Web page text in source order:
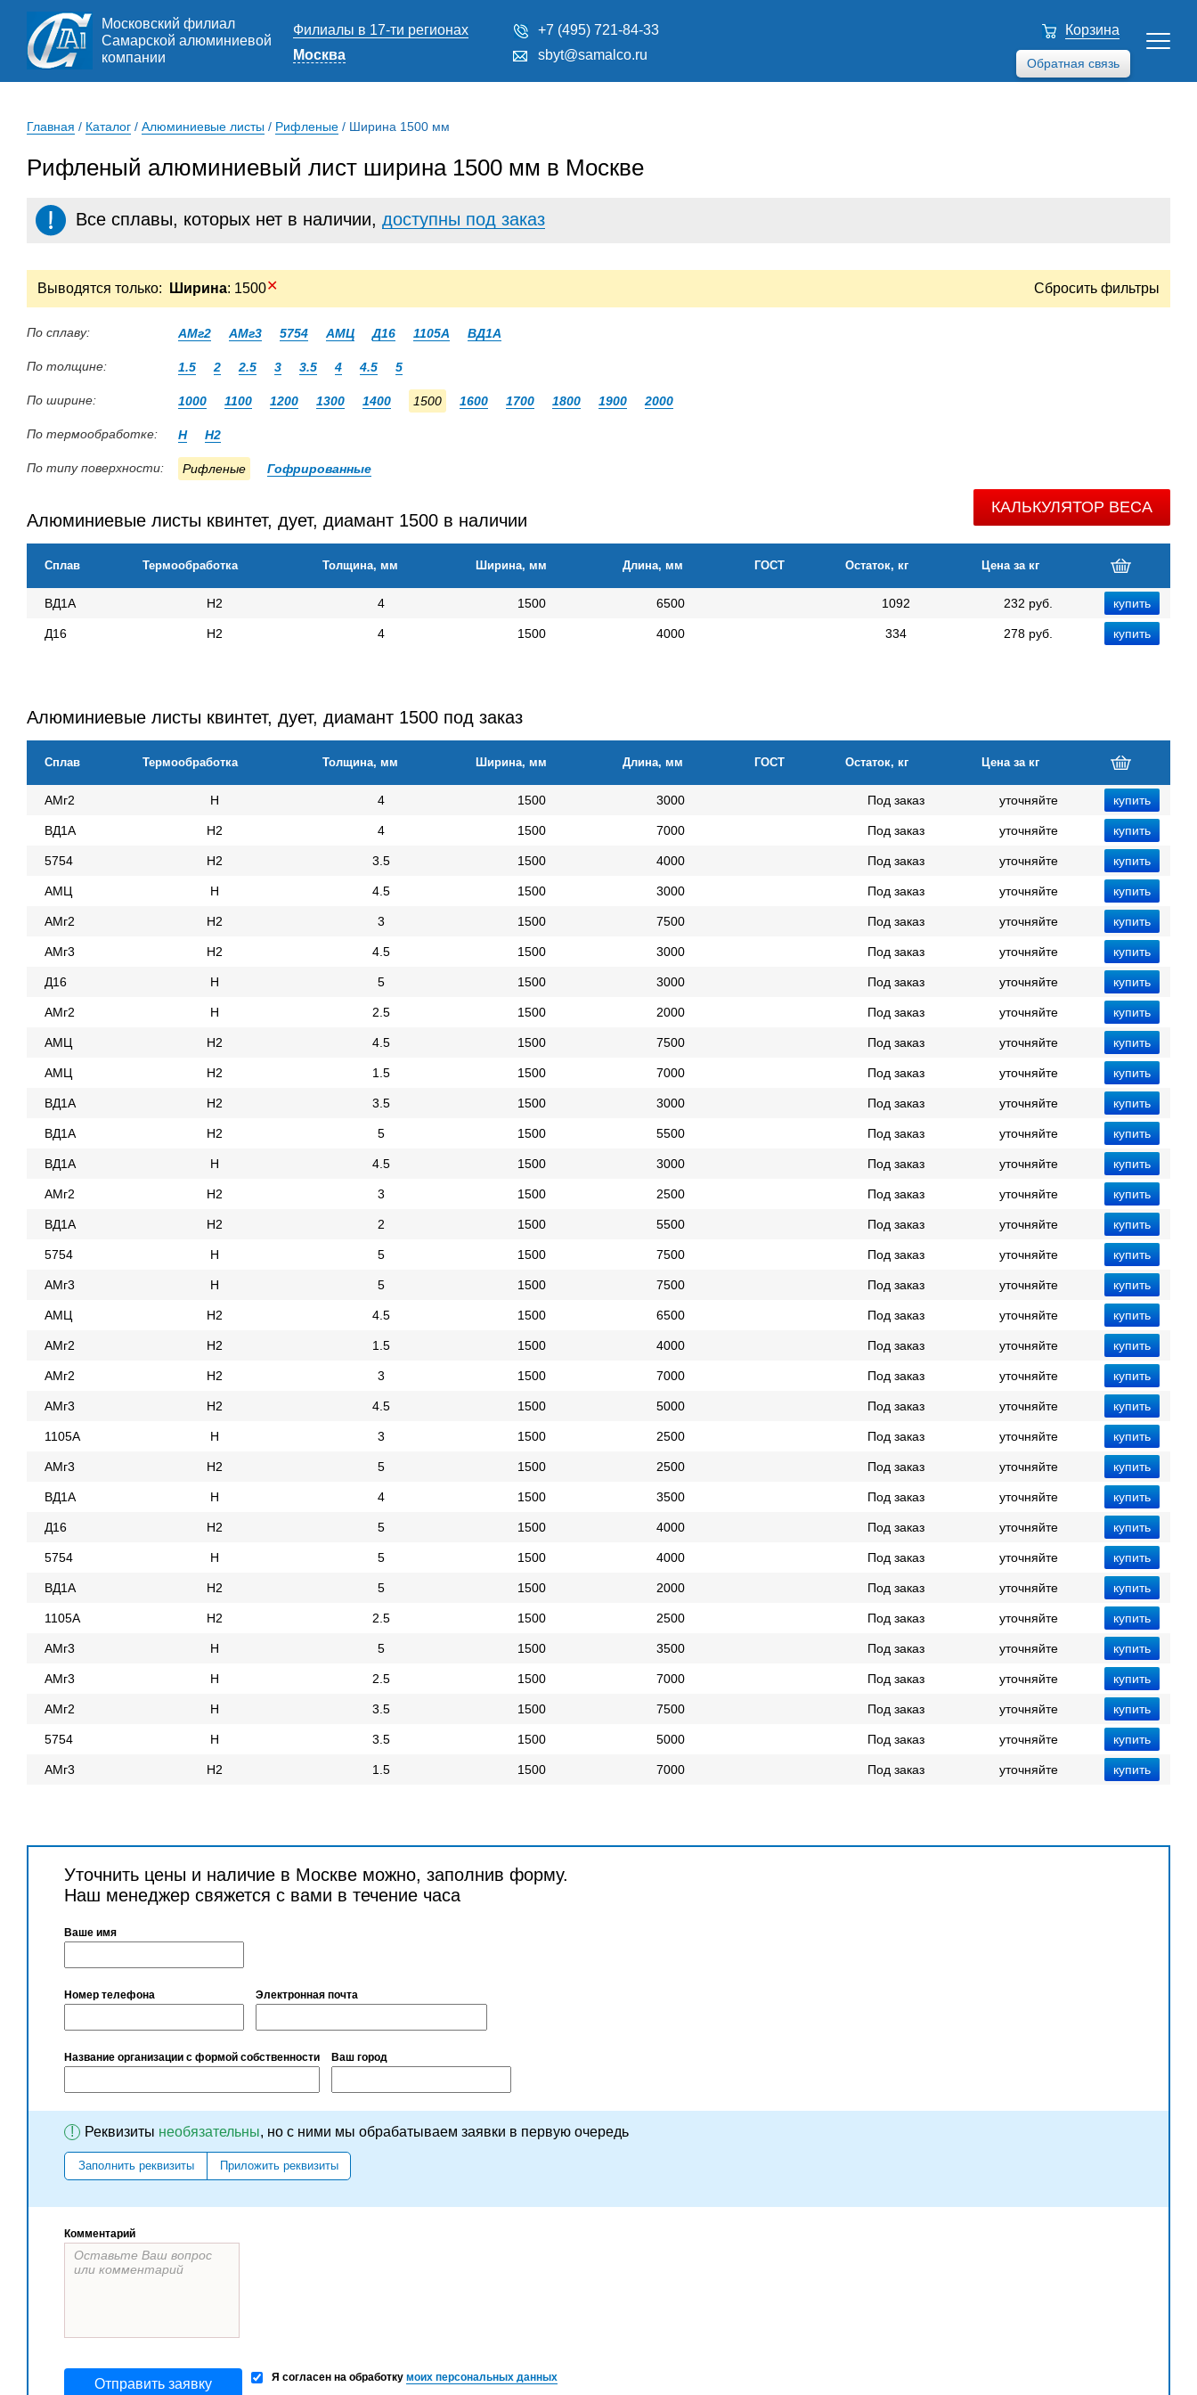
Московский филиал
Самарской алюминиевой
компании
Филиалы в 17-ти регионах
Москва
+7 (495) 721-84-33
sbyt@samalco.ru
Обратная связь
Корзина
Главная / Каталог / Алюминиевые листы / Рифленые / Ширина 1500 мм
Рифленый алюминиевый лист ширина 1500 мм в Москве
Все сплавы, которых нет в наличии, доступны под заказ
Выводятся только: Ширина: 1500✕ Сбросить фильтры
По сплаву: АМг2 АМг3 5754 АМЦ Д16 1105А ВД1А
По толщине: 1.5 2 2.5 3 3.5 4 4.5 5
По ширине: 1000 1100 1200 1300 1400 1500 1600 1700 1800 1900 2000
По термообработке: Н Н2
По типу поверхности: Рифленые Гофрированные
Алюминиевые листы квинтет, дует, диамант 1500 в наличии
КАЛЬКУЛЯТОР ВЕСА
Сплав Термообработка Толщина, мм Ширина, мм Длина, мм ГОСТ Остаток, кг Цена за кг
ВД1А Н2 4 1500 6500 1092 232 руб.
Д16 Н2 4 1500 4000 334 278 руб.
Алюминиевые листы квинтет, дует, диамант 1500 под заказ
Сплав Термообработка Толщина, мм Ширина, мм Длина, мм ГОСТ Остаток, кг Цена за кг
АМг2 Н 4 1500 3000 Под заказ уточняйте
ВД1А Н2 4 1500 7000 Под заказ уточняйте
5754 Н2 3.5 1500 4000 Под заказ уточняйте
АМЦ Н 4.5 1500 3000 Под заказ уточняйте
АМг2 Н2 3 1500 7500 Под заказ уточняйте
АМг3 Н2 4.5 1500 3000 Под заказ уточняйте
Д16 Н 5 1500 3000 Под заказ уточняйте
АМг2 Н 2.5 1500 2000 Под заказ уточняйте
АМЦ Н2 4.5 1500 7500 Под заказ уточняйте
АМЦ Н2 1.5 1500 7000 Под заказ уточняйте
ВД1А Н2 3.5 1500 3000 Под заказ уточняйте
ВД1А Н2 5 1500 5500 Под заказ уточняйте
ВД1А Н 4.5 1500 3000 Под заказ уточняйте
АМг2 Н2 3 1500 2500 Под заказ уточняйте
ВД1А Н2 2 1500 5500 Под заказ уточняйте
5754 Н 5 1500 7500 Под заказ уточняйте
АМг3 Н 5 1500 7500 Под заказ уточняйте
АМЦ Н2 4.5 1500 6500 Под заказ уточняйте
АМг2 Н2 1.5 1500 4000 Под заказ уточняйте
АМг2 Н2 3 1500 7000 Под заказ уточняйте
АМг3 Н2 4.5 1500 5000 Под заказ уточняйте
1105А Н 3 1500 2500 Под заказ уточняйте
АМг3 Н2 5 1500 2500 Под заказ уточняйте
ВД1А Н 4 1500 3500 Под заказ уточняйте
Д16 Н2 5 1500 4000 Под заказ уточняйте
5754 Н 5 1500 4000 Под заказ уточняйте
ВД1А Н2 5 1500 2000 Под заказ уточняйте
1105А Н2 2.5 1500 2500 Под заказ уточняйте
АМг3 Н 5 1500 3500 Под заказ уточняйте
АМг3 Н 2.5 1500 7000 Под заказ уточняйте
АМг2 Н 3.5 1500 7500 Под заказ уточняйте
5754 Н 3.5 1500 5000 Под заказ уточняйте
АМг3 Н2 1.5 1500 7000 Под заказ уточняйте
Уточнить цены и наличие в Москве можно, заполнив форму.
Наш менеджер свяжется с вами в течение часа
Ваше имя
Номер телефона Электронная почта
Название организации с формой собственности Ваш город
! Реквизиты необязательны, но с ними мы обрабатываем заявки в первую очередь
Заполнить реквизиты Приложить реквизиты
Комментарий
Отправить заявку Я согласен на обработку моих персональных данных